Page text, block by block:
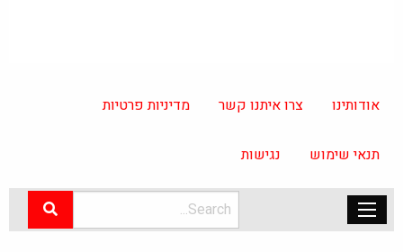
אודותינו צרו איתנו קשר מדיניות פרטיות
תנאי שימוש נגישות